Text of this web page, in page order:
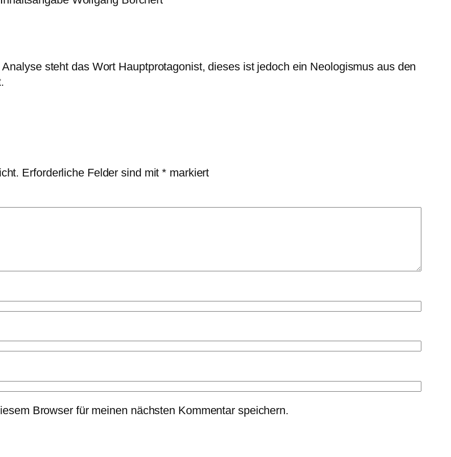
steht das Wort Hauptprotagonist, dieses ist jedoch ein Neologismus aus den
Erforderliche Felder sind mit* markiert
Browser für meinen nächsten Kommentar speichern.